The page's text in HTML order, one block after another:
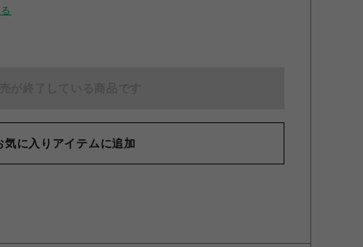
」ウッドキーホルダー 第３弾 つるまるくになが
気に入りアイテムに追加